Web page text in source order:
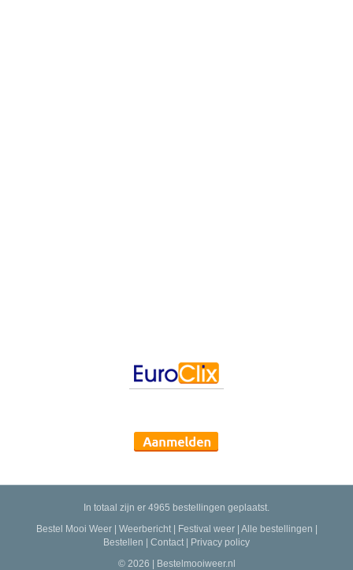
In totaal zijn er 4965 bestellingen geplaatst.
Bestel Mooi Weer| Weerbericht| Festival weer| Alle bestellingen
Bestellen
Contact
Privacy policy
© 2026 | Bestelmooiweer.nl